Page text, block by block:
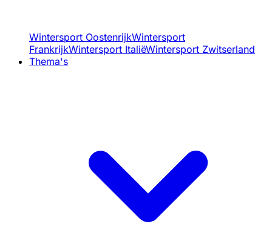
Wintersport OostenrijkWintersport
FrankrijkWintersport ItaliëWintersport Zwitserland
Thema's